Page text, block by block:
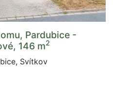
Pardubice -
146 m2
Svítkov